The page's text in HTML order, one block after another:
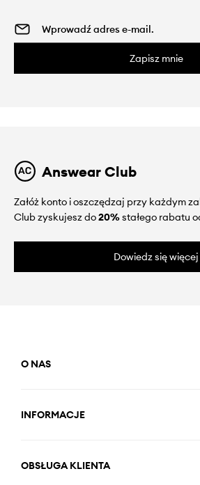
Zapisz mnie
Answear Club
Załóż konto i oszczędzaj przy każdym
Club zyskujesz do20%stałego rabatu
Dowiedz się więcej
O NAS
INFORMACJE
OBSŁUGA KLIENTA